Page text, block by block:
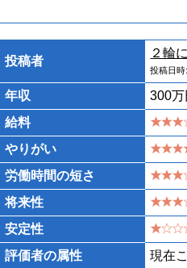
投稿者
２輪
投稿日
年収
300
給料
やりがい
労働時間の短さ
将来性
安定性
評価者の属性 現在